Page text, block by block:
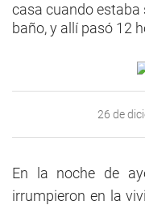
casa cuando estaba
baño, y allí pasó 12
26 de
En la noche de
irrumpieron en la